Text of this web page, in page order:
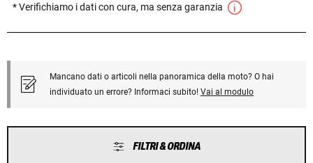
* Verifichiamo i dati con cura, ma senza garanzia
Mancano dati o articoli nella panoramica della moto? O hai
individuato un errore? Informaci subito! Vai al modulo
FILTRI & ORDINA